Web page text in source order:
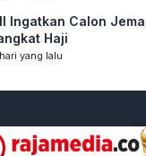
Ingatkan Calon
Haji
yang lalu